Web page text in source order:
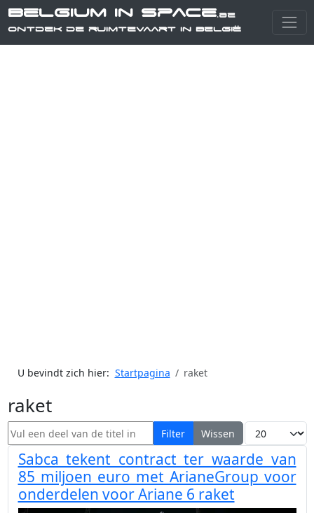
Belgium in Space.be
Ontdek de ruimtevaart in België
U bevindt zich hier: Startpagina raket
raket
Vul een deel van de titel in Filter Wissen Toon #
Sabca tekent contract ter waarde van
85 miljoen euro met ArianeGroup voor
onderdelen voor Ariane 6 raket